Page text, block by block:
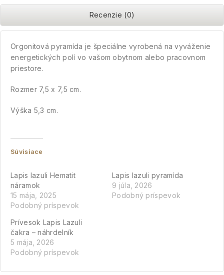
Recenzie (0)
Orgonitová pyramída je špeciálne vyrobená na vyváženie
energetických polí vo vašom obytnom alebo pracovnom
priestore.
Rozmer 7,5 x 7,5 cm.
Výška 5,3 cm.
Súvisiace
Lapis lazuli Hematit
náramok
15 mája, 2025
Podobný príspevok
Lapis lazuli pyramída
9 júla, 2026
Podobný príspevok
Prívesok Lapis Lazuli
čakra – náhrdelník
5 mája, 2026
Podobný príspevok